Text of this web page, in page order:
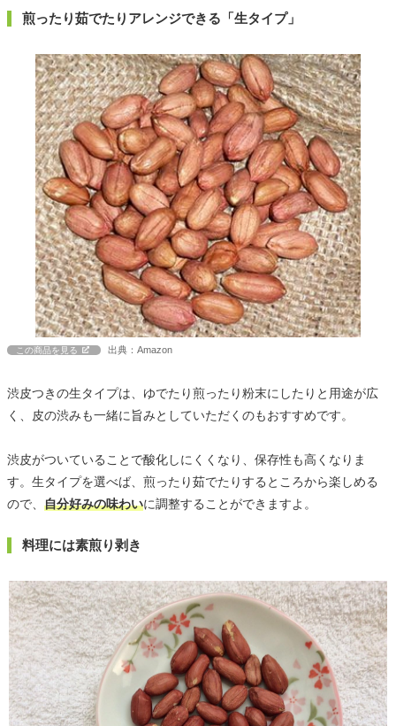
煎ったり茹でたりアレンジできる「生タイプ」
この商品を見る 出典：Amazon
渋皮つきの生タイプは、ゆでたり煎ったり粉末にしたりと用途が広
く、皮の渋みも一緒に旨みとしていただくのもおすすめです。
渋皮がついていることで酸化しにくくなり、保存性も高くなりま
す。生タイプを選べば、煎ったり茹でたりするところから楽しめる
ので、 自分好みの味わいに調整することができますよ。
料理には素煎り剥き